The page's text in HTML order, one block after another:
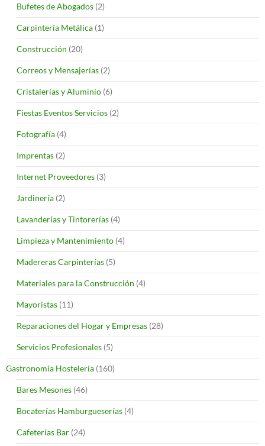
Bufetes de Abogados (2)
Carpintería Metálica (1)
Construcción (20)
Correos y Mensajerías (2)
Cristalerías y Aluminio (6)
Fiestas Eventos Servicios (2)
Fotografía (4)
Imprentas (2)
Internet Proveedores (3)
Jardinería (2)
Lavanderías y Tintorerías (4)
Limpieza y Mantenimiento (4)
Madereras Carpinterías (5)
Materiales para la Construcción (4)
Mayoristas (11)
Reparaciones del Hogar y Empresas (28)
Servicios Profesionales (5)
Gastronomía Hostelería (160)
Bares Mesones (46)
Bocaterías Hamburgueserías (4)
Cafeterías Bar (24)